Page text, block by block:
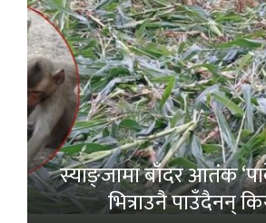
स्याङ्जामा बाँदर आतंक
भित्राउनै पाउँदैनन्